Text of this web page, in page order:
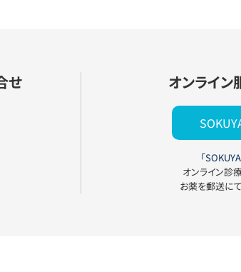
せ オンライ
「
オンライン診
お薬を郵送に